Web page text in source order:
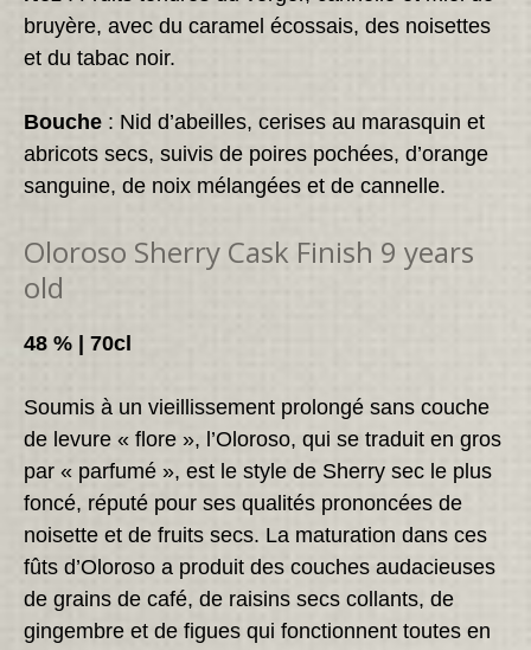
bruyère, avec du caramel écossais, des noisettes
et du tabac noir.
Bouche: Nid d’abeilles, cerises au marasquin et
abricots secs, suivis de poires pochées, d’orange
sanguine, de noix mélangées et de cannelle.
Oloroso Sherry Cask Finish 9 years
old
48 % | 70cl
Soumis à un vieillissement prolongé sans couche
de levure « flore », l’Oloroso, qui se traduit en gros
par « parfumé », est le style de Sherry sec le plus
foncé, réputé pour ses qualités prononcées de
noisette et de fruits secs. La maturation dans ces
fûts d’Oloroso a produit des couches audacieuses
de grains de café, de raisins secs collants, de
gingembre et de figues qui fonctionnent toutes en